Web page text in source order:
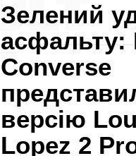
Зелений
асфальту:
Converse
версію
Lopez 2